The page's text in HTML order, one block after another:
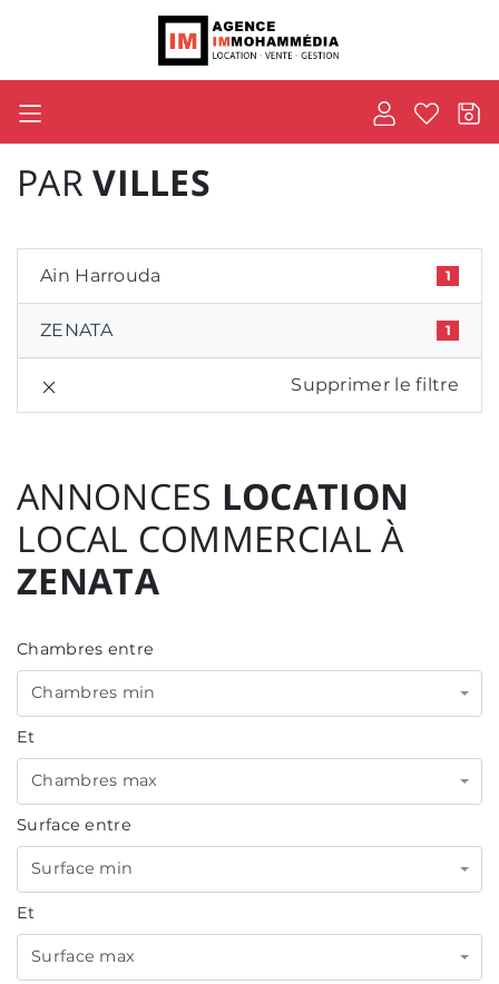
PARVILLES
Ain Harrouda 1
ZENATA 1
Supprimer le filtre
ANNONCES LOCATION
LOCAL COMMERCIAL À
ZENATA
Chambres entre
Chambres min
Et
Chambres max
Surface entre
Surface min
Et
Surface max